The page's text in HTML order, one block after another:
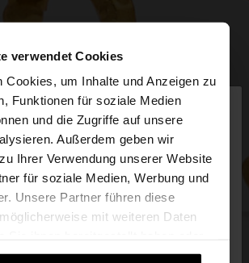
verwendet Cookies
Cookies, um Inhalte und Anzeigen zu
Funktionen für soziale Medien
und die Zugriffe auf unsere
Außerdem geben wir
Ihrer Verwendung unserer Website
für soziale Medien, Werbung und
Unsere Partner führen diese
mit weiteren Daten
Ihrer Nutzung der Dienste
Luxembourg auf die Website zu.
United States Website
Ja, bringen Sie mich